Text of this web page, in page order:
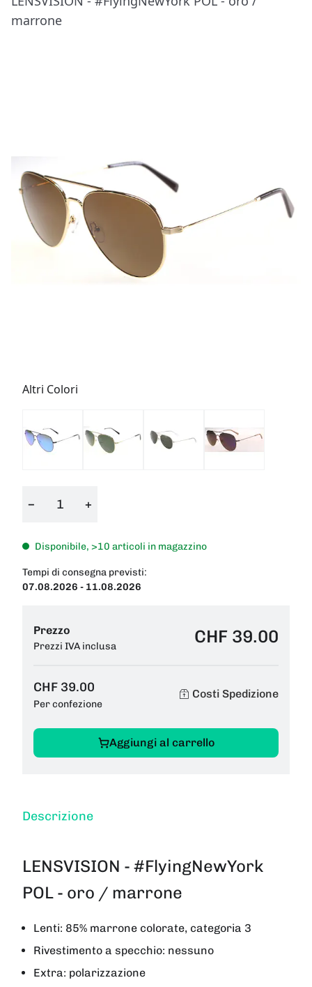
marrone
Altri Colori
− +
Disponibile, >10 articoli in magazzino
Tempi di consegna previsti:
07.08.2026 - 11.08.2026
Prezzo
Prezzi IVA inclusa CHF 39.00
CHF 39.00
Per confezione
Costi Spedizione
Aggiungi al carrello
Descrizione
LENSVISION - #FlyingNewYork
POL - oro / marrone
Lenti: 85% marrone colorate, categoria 3
Rivestimento a specchio: nessuno
Extra: polarizzazione